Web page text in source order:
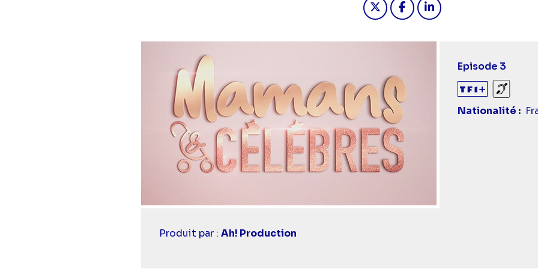
Episode 3
Sourds
Nationalité
Casting
Produit par : Ah! Production